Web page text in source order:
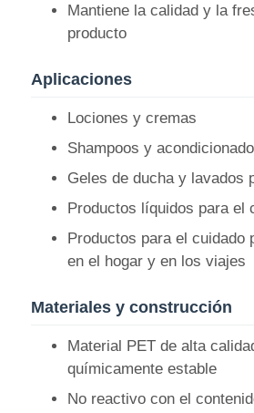
botella de loción cosmética
Botella de goteo para cosméticos
tapa de plástico
Dispositivo de goteo para
Bomba de la loción del tornillo
Mantiene la calidad y la
producto
Aplicaciones
Lociones y cremas
Shampoos y
Geles de ducha y lavados
Productos líquidos para el
Productos para el cuidado
en el hogar y en los viajes
Materiales y construcción
Material PET de alta
químicamente estable
No reactivo con el